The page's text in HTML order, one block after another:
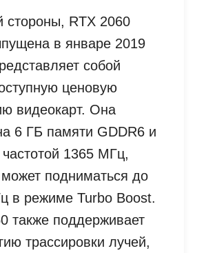
стороны, RTX 2060
в январе 2019
собой
ценовую
видеокарт. Она
6 ГБ памяти GDDR6 и
частотой 1365 МГц,
может подниматься до
в режиме Turbo Boost.
также поддерживает
трассировки лучей,